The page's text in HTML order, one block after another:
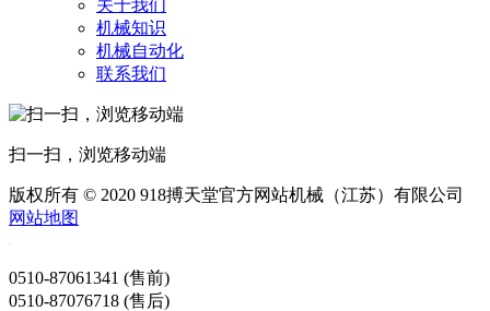
关于我们
机械知识
机械自动化
联系我们
扫一扫，浏览移动端
版权所有 © 2020 918搏天堂官方网站机械（江苏）有限公司
网站地图
0510-87061341 (售前)
0510-87076718 (售后)